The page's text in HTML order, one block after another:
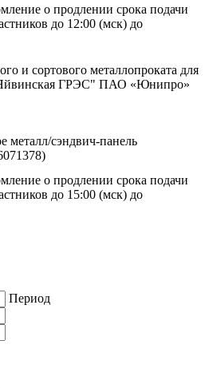
о продлении срока подачи
до 12:00 (мск) до
и сортового металлопроката для
ГРЭС" ПАО «Юнипро»
металл/сэндвич-панель
о продлении срока подачи
до 15:00 (мск) до
Период